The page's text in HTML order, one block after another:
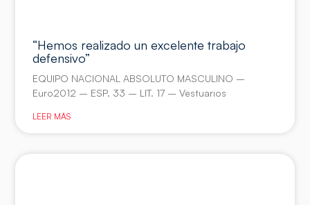
“Hemos realizado un excelente trabajo
defensivo”
EQUIPO NACIONAL ABSOLUTO MASCULINO –
Euro2012 – ESP. 33 – LIT. 17 – Vestuarios
LEER MÁS